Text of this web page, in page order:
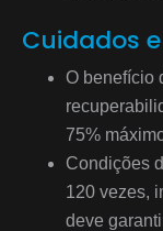
Cuidados
O benefício
75%
Condições
120 vezes,
deve